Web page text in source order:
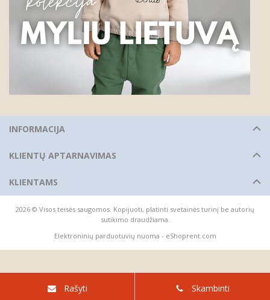
INFORMACIJA
KLIENTŲ APTARNAVIMAS
KLIENTAMS
2026 © Visos teisės saugomos. Kopijuoti, platinti svetainės turinį be autorių
sutikimo draudžiama.
Elektroninių parduotuvių nuoma - eShoprent.com
Rašyti Skambinti